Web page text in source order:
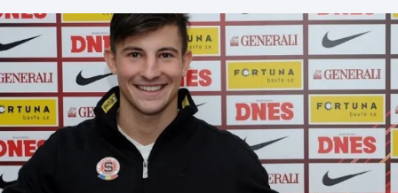
Cyklistika
DALŠÍ SPORTY
Americký fotbal
Baseball a softbal
NEPŘEHLÉDNĚTE
Soutěže